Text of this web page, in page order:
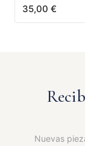
35,00 €
Nuevas